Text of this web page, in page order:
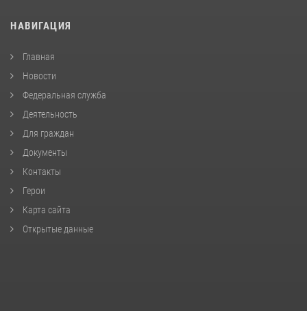
НАВИГАЦИЯ
Главная
Новости
Федеральная служба
Деятельность
Для граждан
Документы
Контакты
Герои
Карта сайта
Открытые данные